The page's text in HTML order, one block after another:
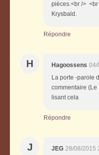
pièces.<br />
Krysbald.
Répondre
H Hagoossens 04/
La porte -parole
commentaire (Le
lisant cela
Répondre
J JEG 28/08/2015